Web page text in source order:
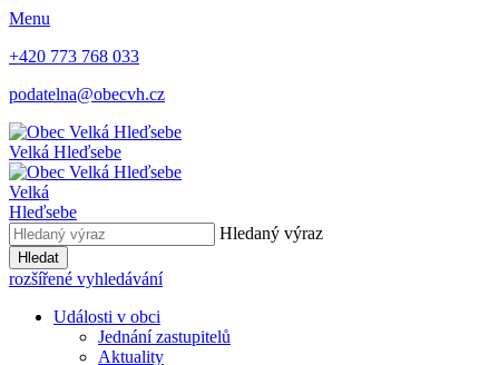
Menu
+420 773 768 033
podatelna@obecvh.cz
Velká Hleďsebe
Velká
Hleďsebe
Hledaný výraz
Hledat
rozšířené vyhledávání
Události v obci
Jednání zastupitelů
Aktuality